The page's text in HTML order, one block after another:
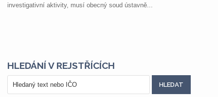
investigativní aktivity, musí obecný soud ústavně...
HLEDÁNÍ V REJSTŘÍCÍCH